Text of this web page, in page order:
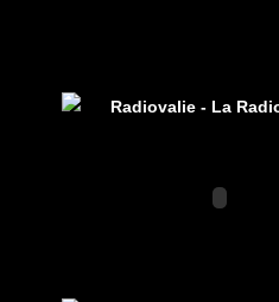
Radiovalie - La